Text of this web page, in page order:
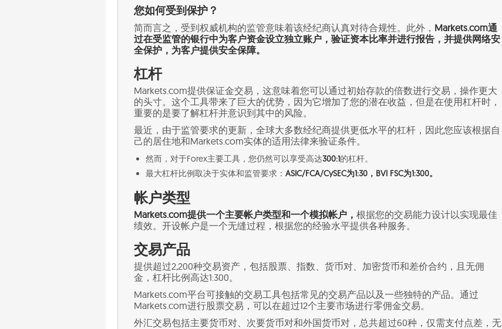
您如何受到保护？
简而言之，受到权威机构的监管意味着该经纪商认真对待合规性。此外， Markets.com通
过在受监管的银行中为客户资金设立独立账户，验证资本比率并进行报告，并提供网络安
全保护，为客户提供安全保障。
杠杆
Markets.com提供保证金交易，这意味着您可以通过初始存款的倍数进行交易，操作更大
的头寸。这个工具带来了巨大的优势，因为它增加了您的潜在收益，但是在使用杠杆时，
重要的是要了解杠杆并意识到其中的风险。
最近，由于监管要求的更新，全球大多数经纪商提供更低水平的杠杆，因此您应该根据自
己的居住地和Markets.com实体的适用法律来验证条件。
然而，对于Forex主要工具，您仍然可以享受高达300:1的杠杆。
最大杠杆比例取决于实体和监管要求： ASIC/FCA/CySEC为1:30，BVI FSC为1:300。
帐户类型
Markets.com提供一个主要帐户类型和一个模拟帐户， 根据您的交易能力设计以实现最佳
绩效。开设帐户是一个无缝过程，根据您的经验水平提供各种服务。
交易产品
提供超过2,200种交易资产，包括股票、指数、货币对、加密货币和差价合约，且无佣
金，杠杆比例高达1:300。
Markets.com平台可接触的交易工具包括常见的交易产品以及一些独特的产品。通过
Markets.com进行股票交易，可以在超过12个主要市场进行零佣金交易。
外汇交易包括主要货币对、次要货币对和外国货币对，总共超过60种，仅需支付点差，无